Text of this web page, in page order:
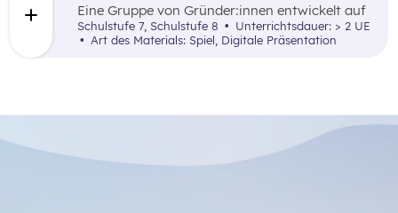
Eine Gruppe von Gründer:innen entwickelt auf
Basis einer vorgegebenen Unternehmensidee
einen abwechslungsreichen Pitch, der den Mini-
Löwen (= Investor:innen) präsentiert wird. Ziel
Schulstufe 7, Schulstufe 8
Unterrichtsdauer: > 2 UE
Art des Materials: Spiel, Digitale Präsentation